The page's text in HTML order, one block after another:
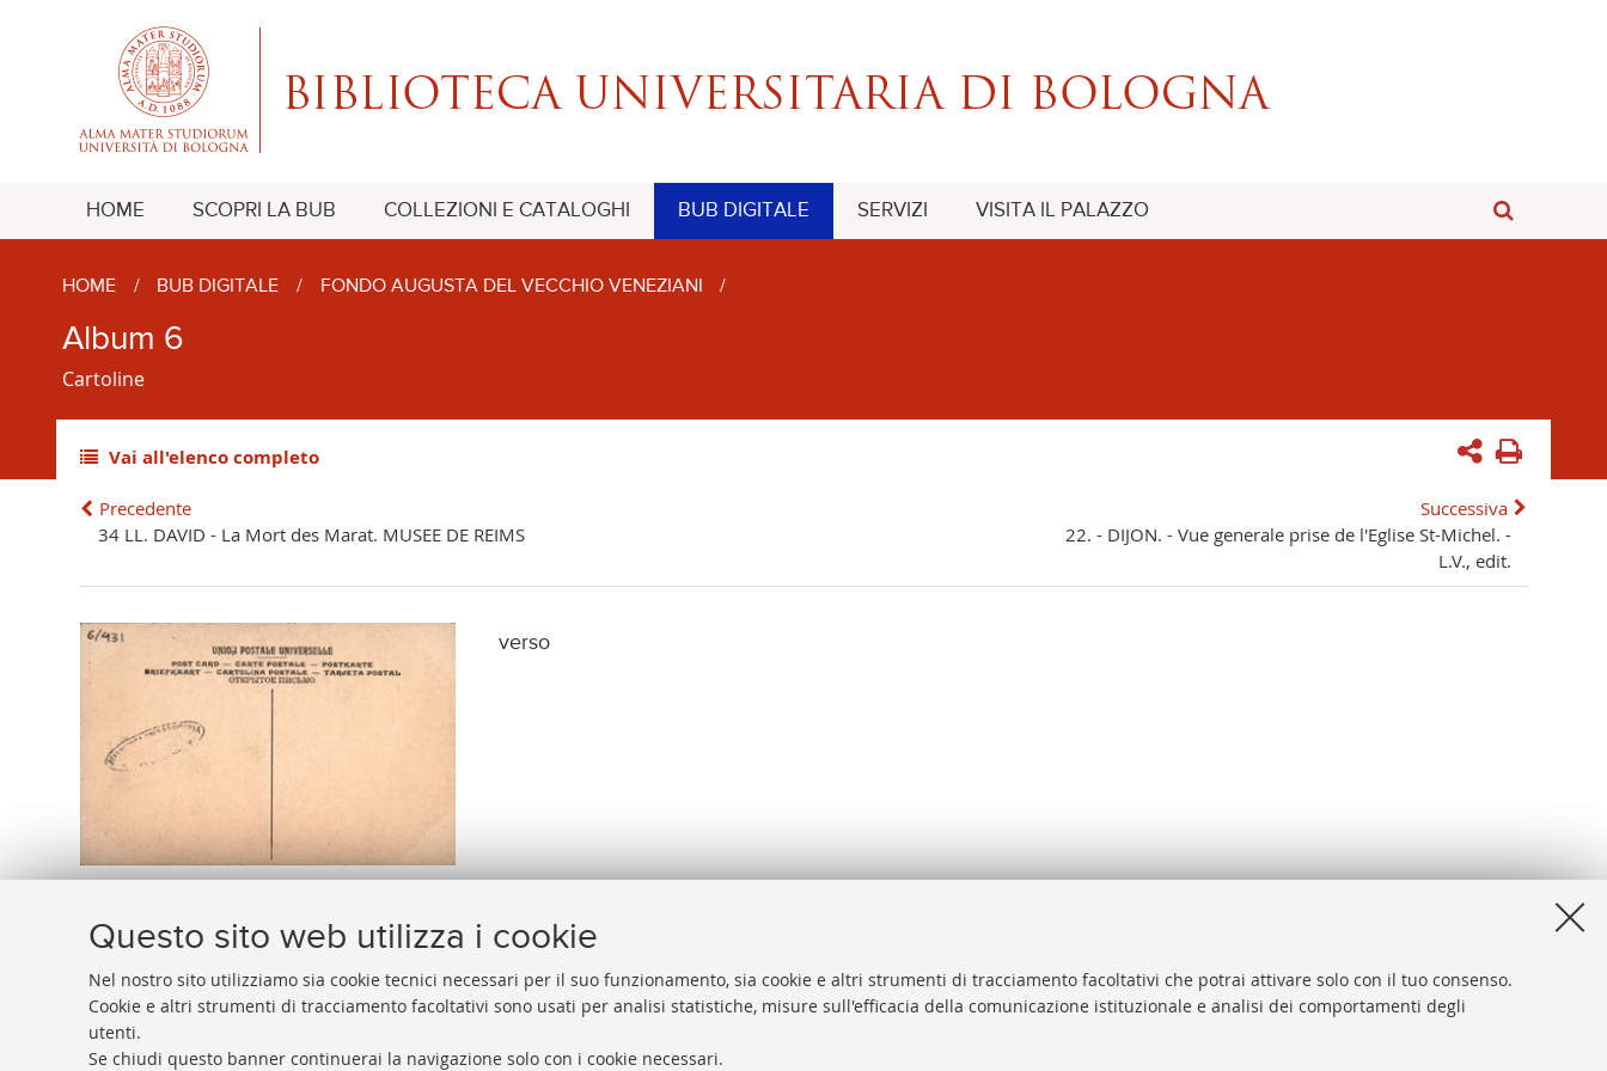
Questo sito web utilizza i cookie
Nel nostro sito utilizziamo sia cookie tecnici necessari per il suo funzionamento, sia cookie e altri strumenti di tracciamento facoltativi che potrai attivare solo con il tuo consenso.
Cookie e altri strumenti di tracciamento facoltativi sono usati per analisi statistiche, misure sull'efficacia della comunicazione istituzionale e analisi dei comportamenti degli
utenti.
Se chiudi questo banner continuerai la navigazione solo con i cookie necessari.
HOME SCOPRI LA BUB COLLEZIONI E CATALOGHI BUB DIGITALE SERVIZI VISITA IL PALAZZO
HOME / BUB DIGITALE / FONDO AUGUSTA DEL VECCHIO VENEZIANI /
Album 6
Cartoline
Vai all'elenco completo
Precedente
34 LL. DAVID - La Mort des Marat. MUSEE DE REIMS
Successiva
22. - DIJON. - Vue generale prise de l'Eglise St-Michel. -
L.V., edit.
verso
BIBLIOTECA